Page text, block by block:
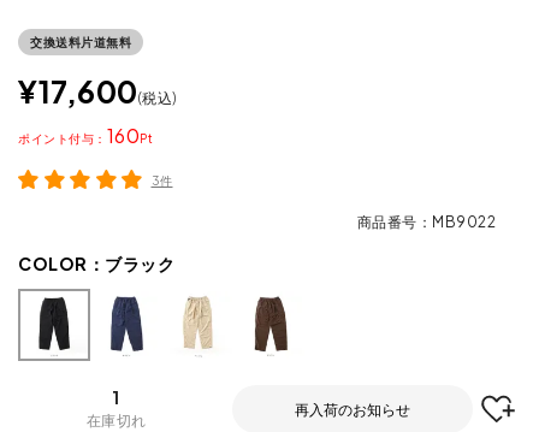
交換送料片道無料
¥17,600 税込
160
ポイント
3件
商品番号 MB9022
COLOR： ブラック
1
在庫切れ
再入荷のお知らせ